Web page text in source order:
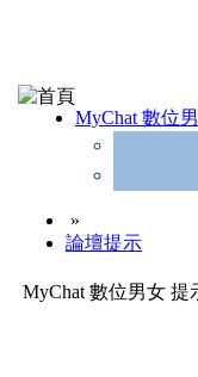
MyChat 數位
»
論壇提示
MyChat 數位男女 提